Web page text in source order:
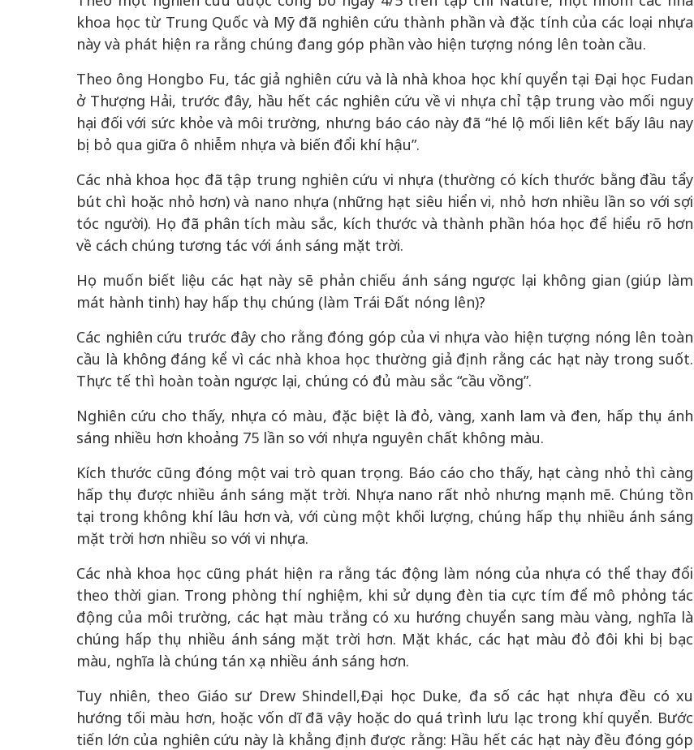
khoa học từ Trung Quốc và Mỹ đã nghiên cứu thành phần và đặc tính của các loại nhựa
này và phát hiện ra rằng chúng đang góp phần vào hiện tượng nóng lên toàn cầu.
Theo ông Hongbo Fu, tác giả nghiên cứu và là nhà khoa học khí quyển tại Đại học Fudan
ở Thượng Hải, trước đây, hầu hết các nghiên cứu về vi nhựa chỉ tập trung vào mối nguy
hại đối với sức khỏe và môi trường, nhưng báo cáo này đã “hé lộ mối liên kết bấy lâu nay
bị bỏ qua giữa ô nhiễm nhựa và biến đổi khí hậu”.
Các nhà khoa học đã tập trung nghiên cứu vi nhựa (thường có kích thước bằng đầu tẩy
bút chì hoặc nhỏ hơn) và nano nhựa (những hạt siêu hiển vi, nhỏ hơn nhiều lần so với sợi
tóc người). Họ đã phân tích màu sắc, kích thước và thành phần hóa học để hiểu rõ hơn
về cách chúng tương tác với ánh sáng mặt trời.
Họ muốn biết liệu các hạt này sẽ phản chiếu ánh sáng ngược lại không gian (giúp làm
mát hành tinh) hay hấp thụ chúng (làm Trái Đất nóng lên)?
Các nghiên cứu trước đây cho rằng đóng góp của vi nhựa vào hiện tượng nóng lên toàn
cầu là không đáng kể vì các nhà khoa học thường giả định rằng các hạt này trong suốt.
Thực tế thì hoàn toàn ngược lại, chúng có đủ màu sắc “cầu vồng”.
Nghiên cứu cho thấy, nhựa có màu, đặc biệt là đỏ, vàng, xanh lam và đen, hấp thụ ánh
sáng nhiều hơn khoảng 75 lần so với nhựa nguyên chất không màu.
Kích thước cũng đóng một vai trò quan trọng. Báo cáo cho thấy, hạt càng nhỏ thì càng
hấp thụ được nhiều ánh sáng mặt trời. Nhựa nano rất nhỏ nhưng mạnh mẽ. Chúng tồn
tại trong không khí lâu hơn và, với cùng một khối lượng, chúng hấp thụ nhiều ánh sáng
mặt trời hơn nhiều so với vi nhựa.
Các nhà khoa học cũng phát hiện ra rằng tác động làm nóng của nhựa có thể thay đổi
theo thời gian. Trong phòng thí nghiệm, khi sử dụng đèn tia cực tím để mô phỏng tác
động của môi trường, các hạt màu trắng có xu hướng chuyển sang màu vàng, nghĩa là
chúng hấp thụ nhiều ánh sáng mặt trời hơn. Mặt khác, các hạt màu đỏ đôi khi bị bạc
màu, nghĩa là chúng tán xạ nhiều ánh sáng hơn.
Tuy nhiên, theo Giáo sư Drew Shindell,Đại học Duke, đa số các hạt nhựa đều có xu
hướng tối màu hơn, hoặc vốn dĩ đã vậy hoặc do quá trình lưu lạc trong khí quyển. Bước
tiến lớn của nghiên cứu này là khẳng định được rằng: Hầu hết các hạt này đều đóng góp